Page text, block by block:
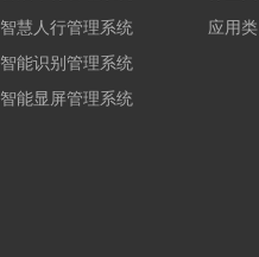
智慧人行管理系统
智能识别管理系统
智能显屏管理系统
应用类